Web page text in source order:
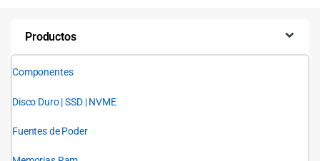
Productos
Componentes
Disco Duro | SSD | NVME
Fuentes de Poder